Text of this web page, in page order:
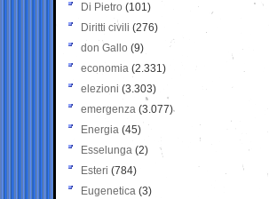
Di Pietro (101)
Diritti civili (276)
don Gallo (9)
economia (2.331)
elezioni (3.303)
emergenza (3.077)
Energia (45)
Esselunga (2)
Esteri (784)
Eugenetica (3)